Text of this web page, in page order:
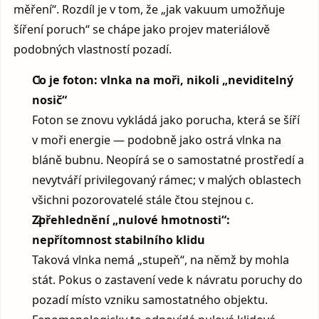
měření“. Rozdíl je v tom, že „jak vakuum umožňuje
šíření poruch“ se chápe jako projev materiálově
podobných vlastností pozadí.
Co je foton: vlnka na moři, nikoli „neviditelný
nosič“
Foton se znovu vykládá jako porucha, která se šíří
v moři energie — podobně jako ostrá vlnka na
bláně bubnu. Neopírá se o samostatné prostředí a
nevytváří privilegovaný rámec; v malých oblastech
všichni pozorovatelé stále čtou stejnou c.
Zpřehlednění „nulové hmotnosti“:
nepřítomnost stabilního klidu
Taková vlnka nemá „stupeň“, na němž by mohla
stát. Pokus o zastavení vede k návratu poruchy do
pozadí místo vzniku samostatného objektu.